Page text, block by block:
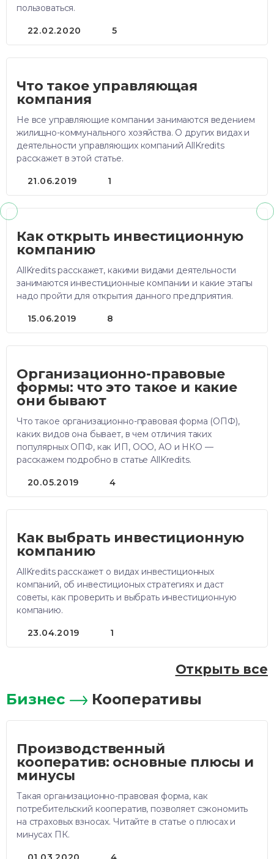
пользоваться.
22.02.2020 5
Что такое управляющая
компания
Не все управляющие компании занимаются ведением
жилищно-коммунального хозяйства. О других видах и
деятельности управляющих компаний AllKredits
расскажет в этой статье.
21.06.2019 1
Как открыть инвестиционную
компанию
AllKredits расскажет, какими видами деятельности
занимаются инвестиционные компании и какие этапы
надо пройти для открытия данного предприятия.
15.06.2019 8
Организационно-правовые
формы: что это такое и какие
они бывают
Что такое организационно-правовая форма (ОПФ),
каких видов она бывает, в чем отличия таких
популярных ОПФ, как ИП, ООО, АО и НКО —
расскажем подробно в статье AllKredits.
20.05.2019 4
Как выбрать инвестиционную
компанию
AllKredits расскажет о видах инвестиционных
компаний, об инвестиционых стратегиях и даст
советы, как проверить и выбрать инвестиционную
компанию.
23.04.2019 1
Открыть все
Бизнес Кооперативы
Производственный
кооператив: основные плюсы и
минусы
Такая организационно-правовая форма, как
потребительский кооператив, позволяет сэкономить
на страховых взносах. Читайте в статье о плюсах и
минусах ПК.